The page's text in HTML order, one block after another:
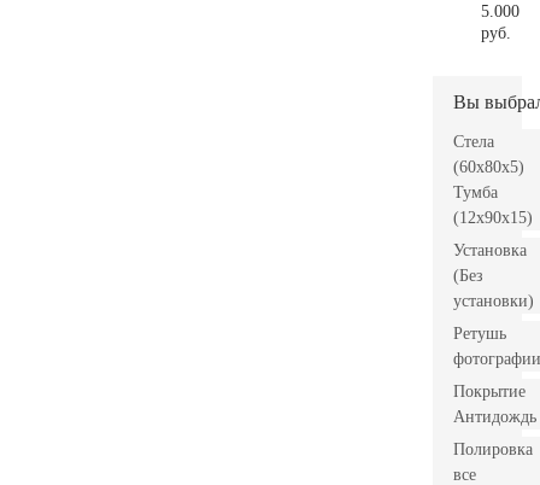
5.000
руб.
Вы
Стела
(60x80x5)
Тумба
(12x90x15)
Установка
(Без
установки)
Ретушь
фотографии
Покрытие
Антидождь
Полировка
все